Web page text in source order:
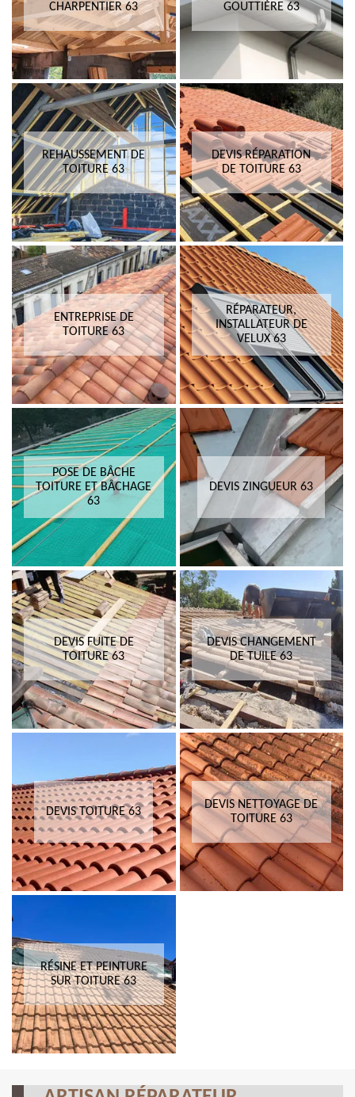
CHARPENTIER 63
GOUTTIÈRE 63
REHAUSSEMENT DE
TOITURE 63
DEVIS RÉPARATION
DE TOITURE 63
ENTREPRISE DE
TOITURE 63
RÉPARATEUR,
INSTALLATEUR DE
VELUX 63
POSE DE BÂCHE
TOITURE ET BÂCHAGE
63
DEVIS ZINGUEUR 63
DEVIS FUITE DE
TOITURE 63
DEVIS CHANGEMENT
DE TUILE 63
DEVIS TOITURE 63
DEVIS NETTOYAGE DE
TOITURE 63
RÉSINE ET PEINTURE
SUR TOITURE 63